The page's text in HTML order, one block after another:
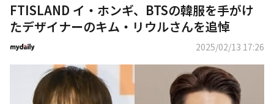
FTISLAND イ・ホンギ、BTSの韓服を手がけ
たデザイナーのキム・リウルさんを追悼
2025/02/13 17:26